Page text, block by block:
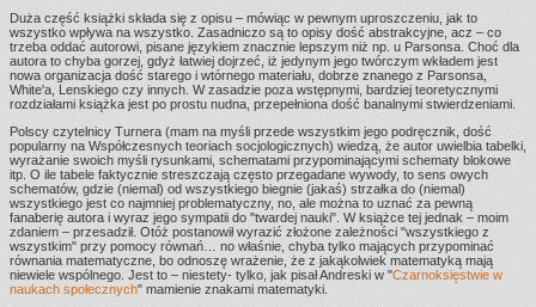
Duża część książki składa się z opisu – mówiąc w pewnym uproszczeniu, jak to
wszystko wpływa na wszystko. Zasadniczo są to opisy dość abstrakcyjne, acz – co
trzeba oddać autorowi, pisane językiem znacznie lepszym niż np. u Parsonsa. Choć dla
autora to chyba gorzej, gdyż łatwiej dojrzeć, iż jedynym jego twórczym wkładem jest
nowa organizacja dość starego i wtórnego materiału, dobrze znanego z Parsonsa,
White'a, Lenskiego czy innych. W zasadzie poza wstępnymi, bardziej teoretycznymi
rozdziałami książka jest po prostu nudna, przepełniona dość banalnymi stwierdzeniami.
Polscy czytelnicy Turnera (mam na myśli przede wszystkim jego podręcznik, dość
popularny na Współczesnych teoriach socjologicznych) wiedzą, że autor uwielbia tabelki,
wyrażanie swoich myśli rysunkami, schematami przypominającymi schematy blokowe
itp. O ile tabele faktycznie streszczają często przegadane wywody, to sens owych
schematów, gdzie (niemal) od wszystkiego biegnie (jakaś) strzałka do (niemal)
wszystkiego jest co najmniej problematyczny, no, ale można to uznać za pewną
fanaberię autora i wyraz jego sympatii do "twardej nauki". W książce tej jednak – moim
zdaniem – przesadził. Otóż postanowił wyrazić złożone zależności "wszystkiego z
wszystkim" przy pomocy równań… no właśnie, chyba tylko mających przypominać
równania matematyczne, bo odnoszę wrażenie, że z jakąkolwiek matematyką mają
niewiele wspólnego. Jest to – niestety- tylko, jak pisał Andreski w "Czarnoksięstwie w
naukach społecznych" mamienie znakami matematyki.